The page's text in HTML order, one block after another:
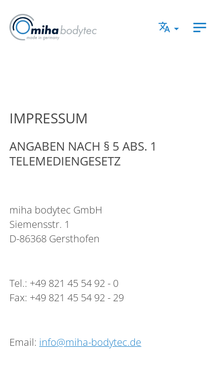
IMPRESSUM
ANGABEN NACH § 5 ABS. 1
TELEMEDIENGESETZ
miha bodytec GmbH
Siemensstr. 1
D-86368 Gersthofen
Tel.: +49 821 45 54 92 - 0
Fax: +49 821 45 54 92 - 29
Email: info@miha-bodytec.de